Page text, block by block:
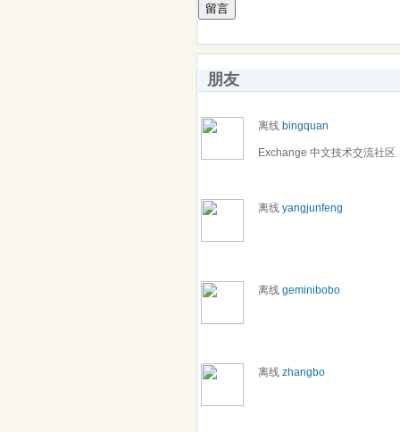
留言
朋友
离线 bingquan
Exchange 中文技术交流社区
离线 yangjunfeng
离线 geminibobo
离线 zhangbo